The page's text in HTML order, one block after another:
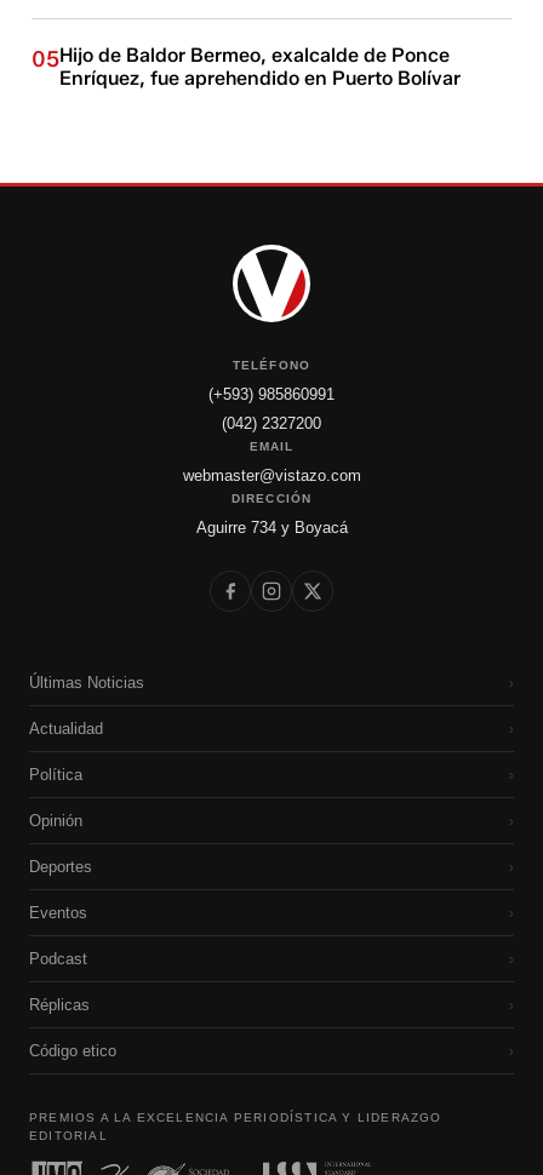
05Hijo de Baldor Bermeo, exalcalde de Ponce
Enríquez, fue aprehendido en Puerto Bolívar
TELÉFONO
(+593) 985860991
(042) 2327200
EMAIL
webmaster@vistazo.com
DIRECCIÓN
Aguirre 734 y Boyacá
Últimas Noticias ›
Actualidad ›
Política ›
Opinión ›
Deportes ›
Eventos ›
Podcast ›
Réplicas ›
Código etico ›
PREMIOS A LA EXCELENCIA PERIODÍSTICA Y LIDERAZGO
EDITORIAL